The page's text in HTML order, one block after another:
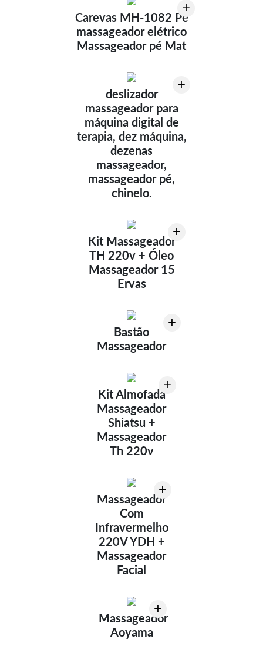
+
Carevas MH-1082 Pé
massageador elétrico
Massageador pé Mat
+
deslizador
massageador para
máquina digital de
terapia, dez máquina,
dezenas
massageador,
massageador pé,
chinelo.
+
Kit Massageador
TH 220v + Óleo
Massageador 15
Ervas
+
Bastão
Massageador
+
Kit Almofada
Massageador
Shiatsu +
Massageador
Th 220v
+
Massageador
Com
Infravermelho
220V YDH +
Massageador
Facial
+
Massageador
Aoyama